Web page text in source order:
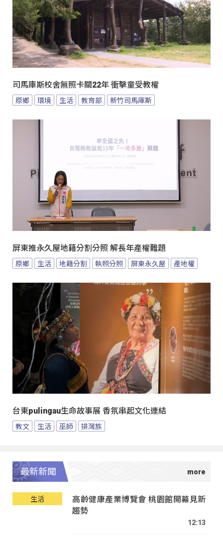
司馬庫斯校舍無照卡關22年 衝擊童受教權
原鄉 環境 生活 教育部 新竹司馬庫斯
屏東推永久屋地籍分割分照 解長年產權難題
原鄉 生活 地籍分割 執照分照 屏東永久屋 產地權
台東pulingau生命故事展 香氛串起文化連結
教文 生活 巫師 排灣族
最新新聞
生活
高齡健康產業博覽會 桃園館開幕見新
趨勢
12:13